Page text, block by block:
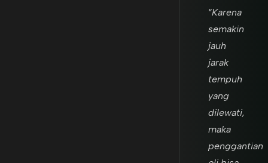
“Karena
semakin
jauh
jarak
tempuh
yang
dilewati,
maka
penggantian